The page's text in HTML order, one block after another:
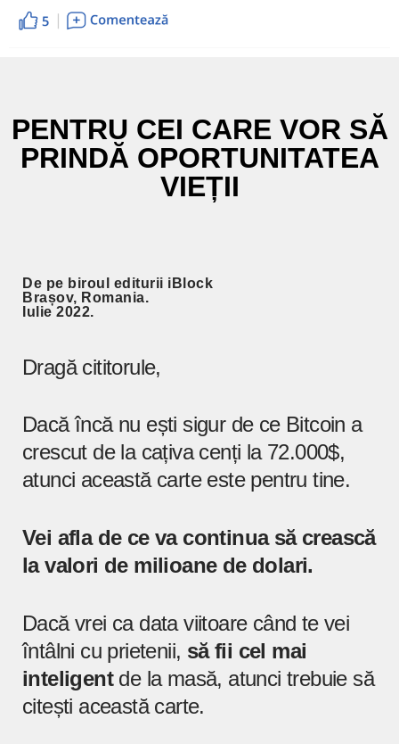
PENTRU CEI CARE VOR SĂ
PRINDĂ OPORTUNITATEA
VIEȚII
De pe biroul editurii iBlock
Brașov, Romania.
Iulie 2022.
Dragă cititorule,
Dacă încă nu ești sigur de ce Bitcoin a
crescut de la cațiva cenți la 72.000$,
atunci această carte este pentru tine.
Vei afla de ce va continua să crească
la valori de milioane de dolari.
Dacă vrei ca data viitoare când te vei
întâlni cu prietenii, să fii cel mai
inteligentde la masă, atunci trebuie să
citești această carte.